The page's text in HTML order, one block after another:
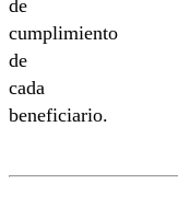
de
cumplimiento
de
cada
beneficiario.